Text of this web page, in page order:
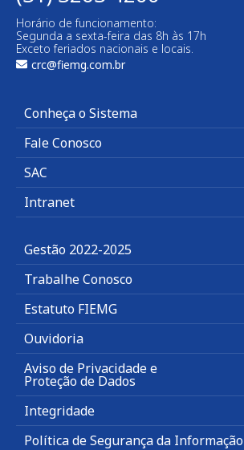
Horário de funcionamento:
Segunda a sexta-feira das 8h às 17h
Exceto feriados nacionais e locais.
crc@fiemg.com.br
Conheça o Sistema
Fale Conosco
SAC
Intranet
Gestão 2022-2025
Trabalhe Conosco
Estatuto FIEMG
Ouvidoria
Aviso de Privacidade e
Proteção de Dados
Integridade
Política de Segurança da Informação